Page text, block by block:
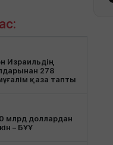
Израильдің
278
қаза тапты
млрд доллардан
– БҰҰ